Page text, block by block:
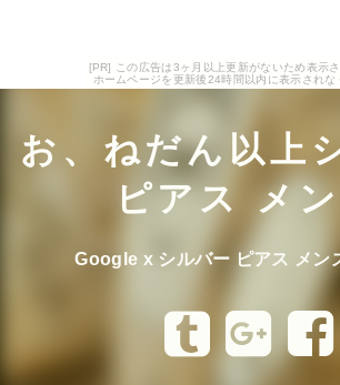
[PR] この広告は3ヶ月以上更新がないため表示さ
ホームページを更新後24時間以内に表示されな
お、ねだん以上
ピアス メ
Google x シルバー ピアス メン